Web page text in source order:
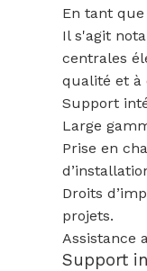
En tant
Il s'agit
centrales
qualité et à
Support
Large
Prise en
Droits
projets.
Assistance
Support